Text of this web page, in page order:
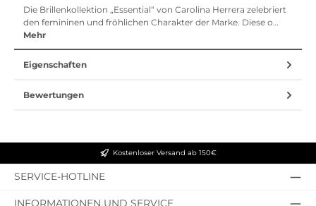
Die Brillenkollektion „Essential“ von Carolina Herrera zelebriert
den femininen und fröhlichen Charakter der Marke. Diese o…
Mehr
Eigenschaften
Bewertungen
Kostenloser Versand ab 150€
SERVICE-HOTLINE
INFORMATIONEN UND SERVICE